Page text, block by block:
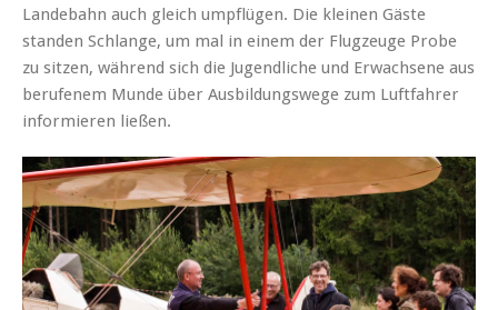
Landebahn auch gleich umpflügen. Die kleinen Gäste
standen Schlange, um mal in einem der Flugzeuge Probe
zu sitzen, während sich die Jugendliche und Erwachsene aus
berufenem Munde über Ausbildungswege zum Luftfahrer
informieren ließen.